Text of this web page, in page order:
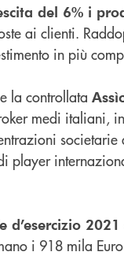
del 6% i
ai clienti.
in più
la controllata
medi italiani,
societarie
player
d’esercizio
i 918 mila